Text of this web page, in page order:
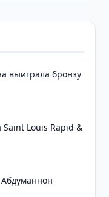
выиграла бронзу
Saint Louis Rapid &